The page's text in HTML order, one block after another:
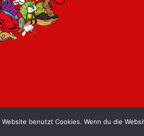
Website benutzt Cookies. Wenn du die